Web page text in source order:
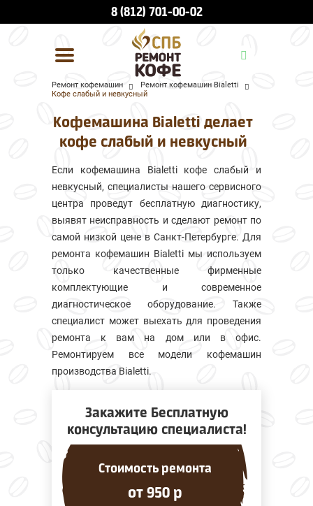
УСЛУГИ И ЦЕНЫ
О КОМПАНИИ
8 (812) 701-00-02
Ремонт кофемашин
Ремонт кофемашин Bialetti
Кофе слабый и невкусный
Кофемашина Bialetti делает
кофе слабый и невкусный
Если кофемашина Bialetti кофе слабый и
невкусный, специалисты нашего сервисного
центра проведут бесплатную диагностику,
выявят неисправность и сделают ремонт по
самой низкой цене в Санкт-Петербурге. Для
ремонта кофемашин Bialetti мы используем
только качественные фирменные
комплектующие и современное
диагностическое оборудование. Также
специалист может выехать для проведения
ремонта к вам на дом или в офис.
Ремонтируем все модели кофемашин
производства Bialetti.
Закажите Бесплатную
консультацию специалиста!
Стоимость ремонта
от 950 р